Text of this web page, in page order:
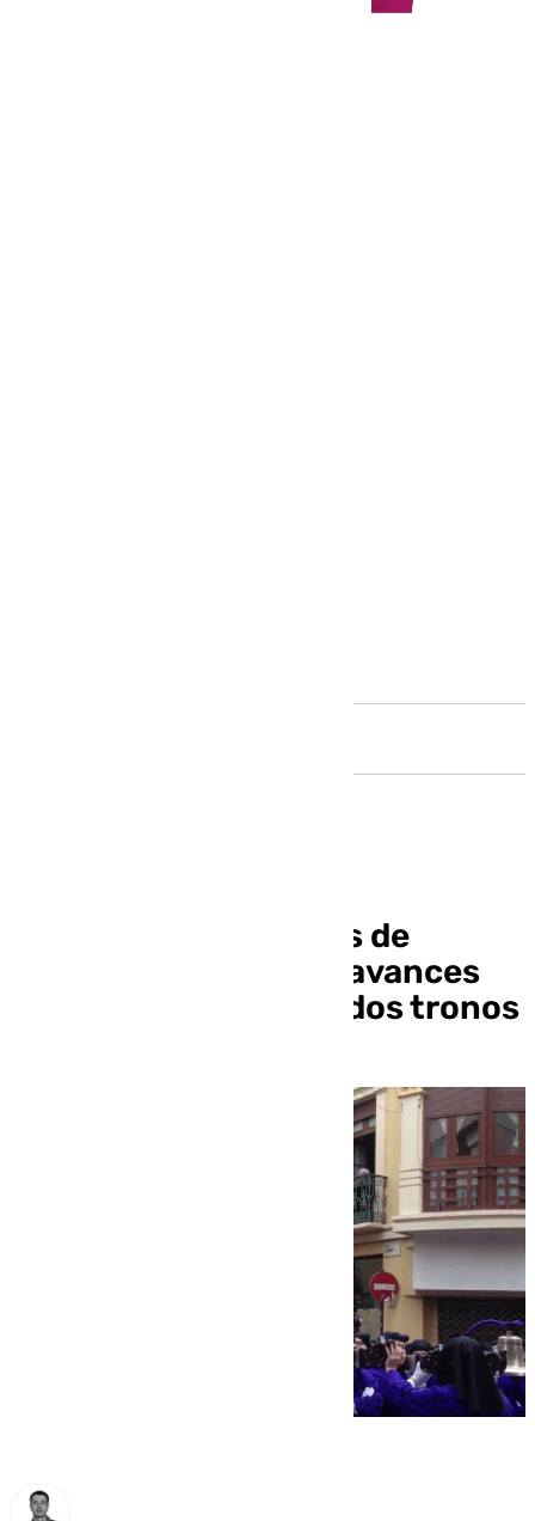
Novedades y estrenos de
Crucifixión: grandes avances
patrimoniales en los dos tronos